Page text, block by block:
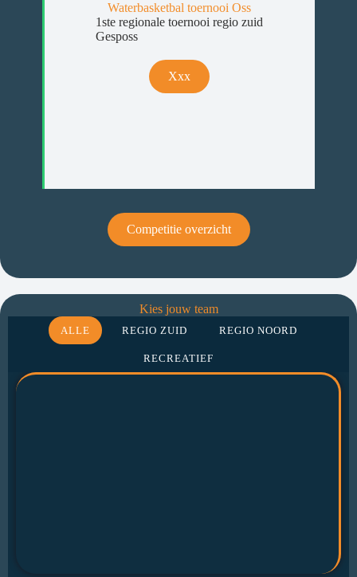
Waterbasketbal toernooi Oss
1ste regionale toernooi regio zuid
Gesposs
Xxx
Competitie overzicht
Kies jouw team
ALLE REGIO ZUID REGIO NOORD
RECREATIEF